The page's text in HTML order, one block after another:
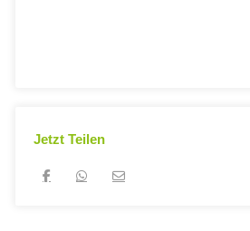
Jetzt Teilen